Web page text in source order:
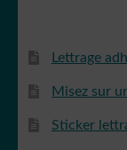
Lettrage
Misez sur
Sticker